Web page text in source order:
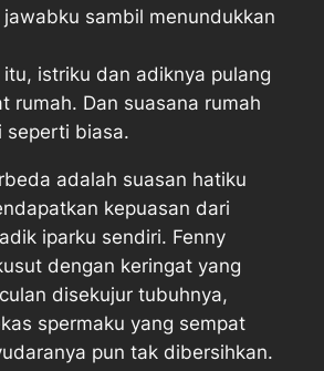
jawabku sambil menundukkan
istriku dan adiknya pulang
rumah. Dan suasana rumah
seperti biasa.
adalah suasan hatiku
kepuasan dari
iparku sendiri. Fenny
dengan keringat yang
disekujur tubuhnya,
spermaku yang sempat
pun tak dibersihkan.